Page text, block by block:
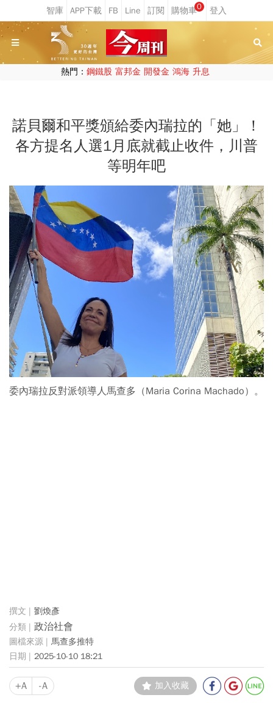
0
熱門： 鋼鐵股 富邦金 開發金 鴻海 升息
諾貝爾和平獎頒給委內瑞拉的「她」！
各方提名人選1月底就截止收件，川普
等明年吧
委內瑞拉反對派領導人馬查多（Maria Corina Machado）。
劉煥彥
政治社會
馬查多推特
2025-10-10 18:21
+A -A 加入收藏